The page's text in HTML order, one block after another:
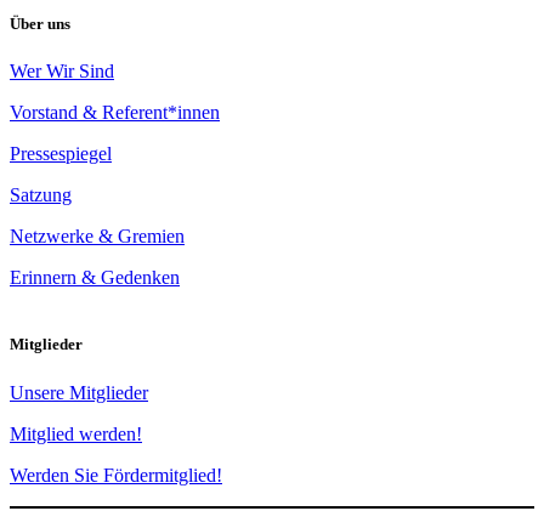
Über uns
Wer Wir Sind
Vorstand & Referent*innen
Pressespiegel
Satzung
Netzwerke & Gremien
Erinnern & Gedenken
Mitglieder
Unsere Mitglieder
Mitglied werden!
Werden Sie Fördermitglied!